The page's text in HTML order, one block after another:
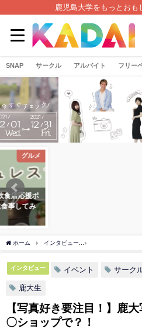
鹿児島大学をもっとおも
SNAP サークル アルバイト フリー
＜消費者トラブルのお悩みは188番
へ！＞大学生のための消費者啓発
ホーム インタビュー
インタビュー イベント サーク
鹿大生
【写真好き要注目！】鹿
〇ショップで？！